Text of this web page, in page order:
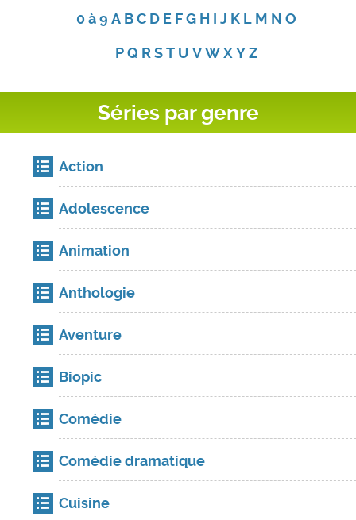
0 à 9 A B C D E F G H I J K L M N O
P Q R S T U V W X Y Z
Séries par genre
Action
Adolescence
Animation
Anthologie
Aventure
Biopic
Comédie
Comédie dramatique
Cuisine